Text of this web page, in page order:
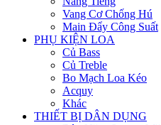
Vang Cơ Chống Hú
Main Đẩy Công Suất
PHỤ KIỆN LOA
Củ Bass
Củ Treble
Bo Mạch Loa Kéo
Acquy
Khác
THIẾT BỊ DÂN DỤNG